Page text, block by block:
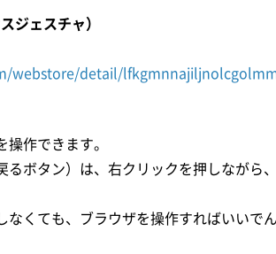
ェスチャ）
webstore/detail/
操作できます。
るボタン）は、右クリックを押しながら
なくても、ブラウザを操作すればいいで